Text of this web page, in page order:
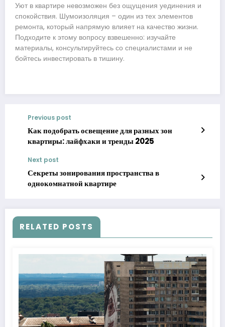
Уют в квартире невозможен без ощущения уединения и
спокойствия. Шумоизоляция – один из тех элементов
ремонта, который напрямую влияет на качество жизни.
Подходите к этому вопросу взвешенно: изучайте
материалы, консультируйтесь со специалистами и не
бойтесь инвестировать в тишину.
Previous post
Как подобрать освещение для разных зон
квартиры: лайфхаки и тренды 2025
Next post
Секреты зонирования пространства в
однокомнатной квартире
RELATED POSTS